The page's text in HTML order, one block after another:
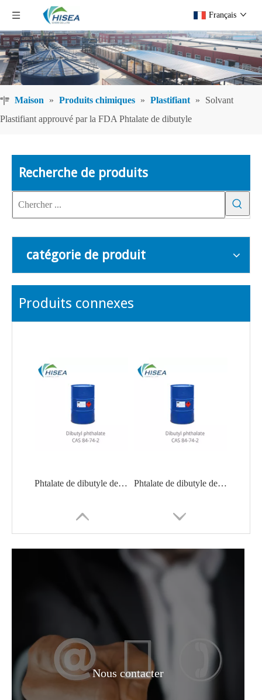
Français
Maison » Produits chimiques » Plastifiant »
Solvant
Plastifiant approuvé par la FDA Phtalate de dibutyle
Recherche de produits
catégorie de produit
Produits connexes
Phtalate de dibutyle de plastifiant approuvé par la FDA de qualité industrielle Phtalate de dibutyle de plastifiant liquide approuvé par la FDA
Phtalate de dibutyle
Nous contacter